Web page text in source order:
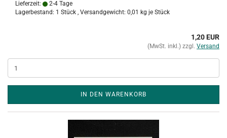
Lieferzeit:
2-4 Tage
Lagerbestand: 1 Stück , Versandgewicht: 0,01 kg je Stück
1,20 EUR
(MwSt. inkl.) zzgl. Versand
IN DEN WARENKORB